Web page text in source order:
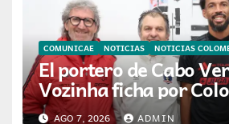
COMUNICAE NOTICIAS NOTICIAS
El portero de Cabo
Vozinha ficha por
JETOUR respalda su
AGO 7, 2026 ADMIN